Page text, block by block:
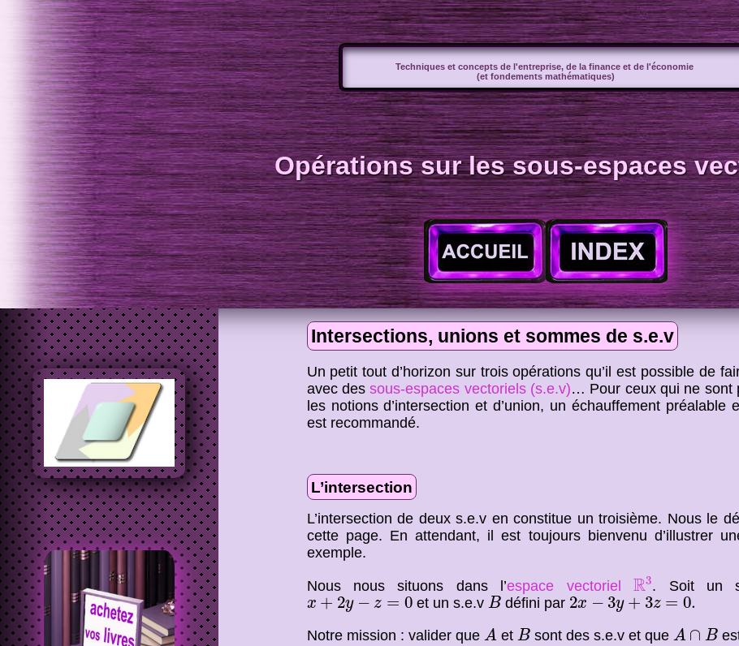
Techniques et concepts de l'entreprise, de la finance et de l'économie
(et fondements mathématiques)
Opérations sur les sous-espaces
Intersections, unions et sommes de s.e.v
Un petit tout d’horizon sur trois opérations qu’il est possible de
avec dessous-espaces vectoriels (s.e.v)… Pour ceux qui ne sont
les notions d’intersection et d’union, un échauffement préalable
est recommandé.
L’intersection
L’intersection de deux s.e.v en constitue un troisième. Nous le
cette page. En attendant, il est toujours bienvenu d’illustrer
exemple.
Nous nous situons dans l’espace vectoriel R3
R3
. Soit un
x + 2y − z = 0
x+2y−z=0 et un s.e.vB
B défini par 2x − 3y + 3z
2x−3y+ 3z = 0.
=0.
Notre mission : valider que A
A et B
Bsont des s.e.v et que A ∩ B
A ∩B